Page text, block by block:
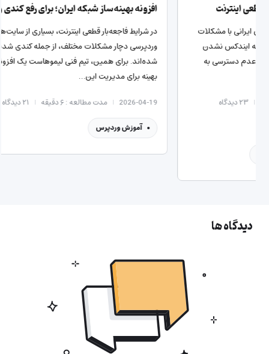
راهکارهای لیموهاست در شرایط قطعی اینترنت
در شرایط اختلال و قطعی اینترنت، کاربران ایرانی با مشکلات
مختلفی دست‌وپنجه نرم می‌کنند؛ از جمله ایندکس نشدن
صفحات سایت، کندی شدید وردپرس و عدم دسترسی به
2026-04-22 مدت مطالعه : ۳ دقیقه ۲۳دیدگاه
سرور
میزبانی وب
در
04-19
دیدگاه ها